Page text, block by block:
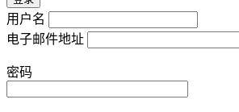
用户名
电子邮件地址
密码